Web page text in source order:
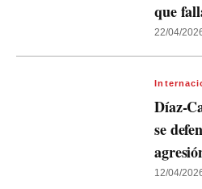
que
22/04/
Díaz-
se
12/04/